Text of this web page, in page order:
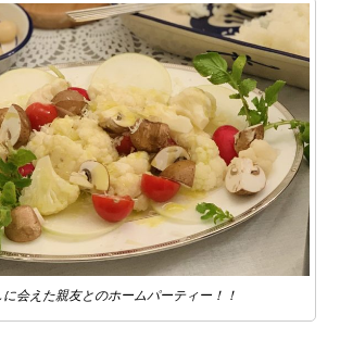
会えた親友とのホームパーティー！！